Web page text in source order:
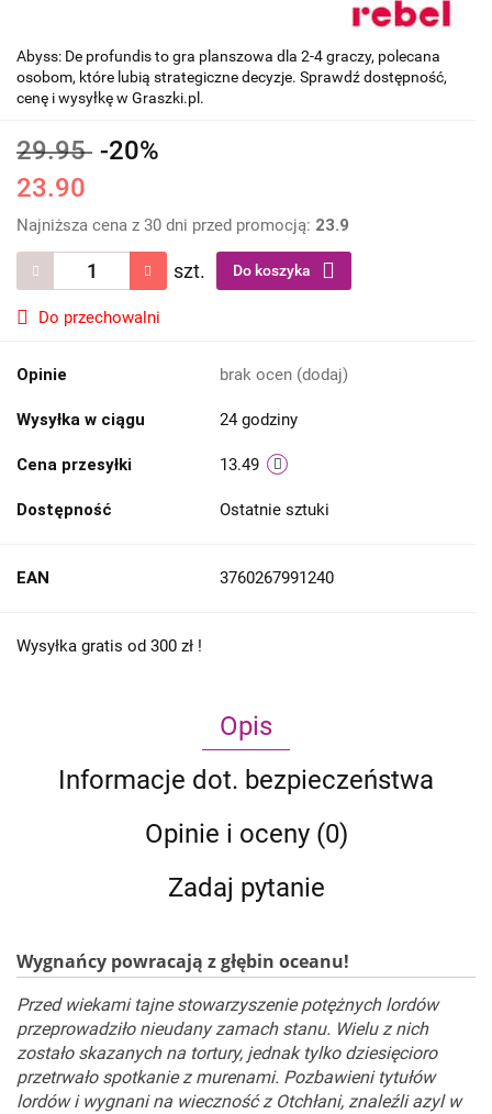
Abyss: De profundis to gra planszowa dla 2-4 graczy, polecana
osobom, które lubią strategiczne decyzje. Sprawdź dostępność,
cenę i wysyłkę w Graszki.pl.
29.95 -20%
23.90
Najniższa cena z 30 dni przed promocją: 23.9
szt. Do koszyka
Do przechowalni
Opinie brak ocen (dodaj)
Wysyłka w ciągu 24 godziny
Cena przesyłki 13.49
Dostępność Ostatnie sztuki
EAN 3760267991240
Wysyłka gratis od 300 zł !
Opis
Informacje dot. bezpieczeństwa
Opinie i oceny (0)
Zadaj pytanie
Wygnańcy powracają z głębin oceanu!
Przed wiekami tajne stowarzyszenie potężnych lordów
przeprowadziło nieudany zamach stanu. Wielu z nich
zostało skazanych na tortury, jednak tylko dziesięcioro
przetrwało spotkanie z murenami. Pozbawieni tytułów
lordów i wygnani na wieczność z Otchłani, znaleźli azyl w